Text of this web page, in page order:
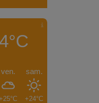
ven. sam.
+24°C